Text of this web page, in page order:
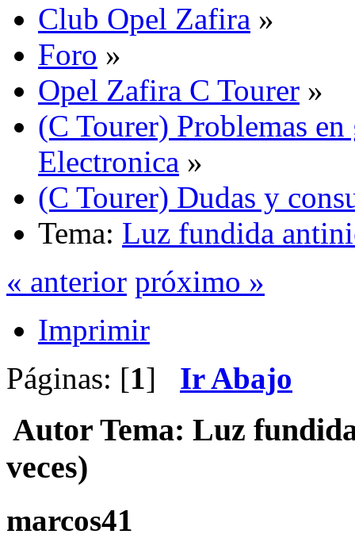
Club Opel Zafira »
Foro »
Opel Zafira C Tourer »
(C Tourer) Problemas
Electronica »
(C Tourer) Dudas y
Tema: Luz fundida
« anterior próximo »
Imprimir
Páginas: [1] Ir Abajo
Autor Tema: Luz
veces)
marcos41